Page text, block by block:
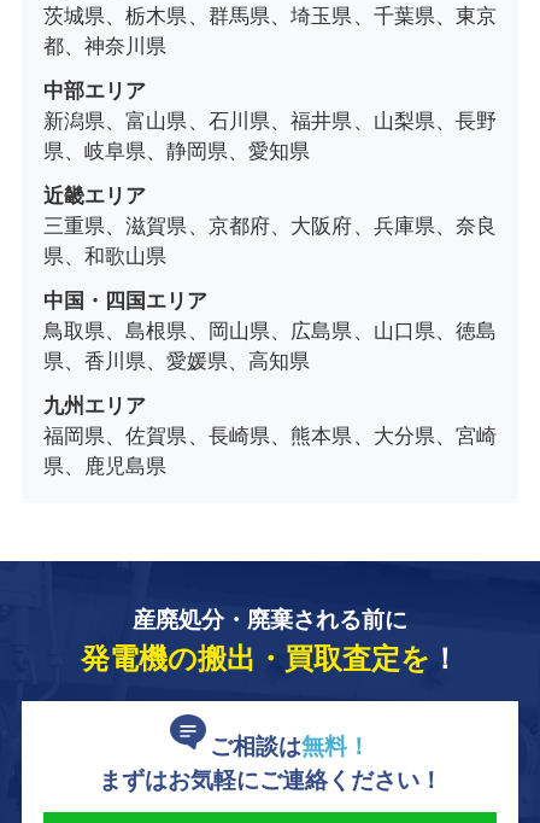
茨城県、栃木県、群馬県、埼玉県、千葉県、東京
都、神奈川県
中部エリア
新潟県、富山県、石川県、福井県、山梨県、長野
県、岐阜県、静岡県、愛知県
近畿エリア
三重県、滋賀県、京都府、大阪府、兵庫県、奈良
県、和歌山県
中国・四国エリア
鳥取県、島根県、岡山県、広島県、山口県、徳島
県、香川県、愛媛県、高知県
九州エリア
福岡県、佐賀県、長崎県、熊本県、大分県、宮崎
県、鹿児島県
産廃処分・廃棄される前に
発電機の搬出・買取査定を ！
ご相談は無料！
まずはお気軽にご連絡ください！